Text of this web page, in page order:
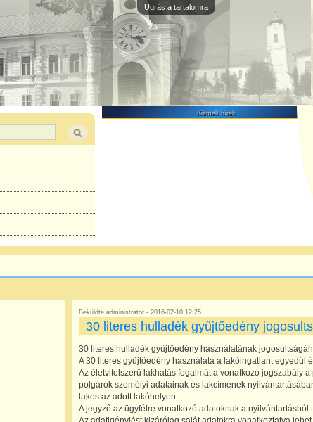
Ugrás a tartalomra
Kiemelt hírek
Beküldteadministrator - 2016-02-10 12:25
30 literes hulladék gyűjtőedény
30 literes hulladék gyűjtőedény használatának
A 30 literes gyűjtőedény használata a lakóingatlant egyedül
Az életvitelszerű lakhatás fogalmát a vonatkozó jogszabály
polgárok személyi adatainak és lakcímének
lakos az adott lakóhelyen.
A jegyző az ügyfélre vonatkozó adatoknak a